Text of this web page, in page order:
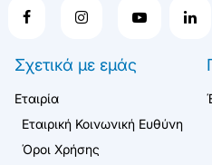
Σχετικά με εμάς
Εταιρία
Εταιρική Κοινωνική Ευθύνη
Όροι Χρήσης